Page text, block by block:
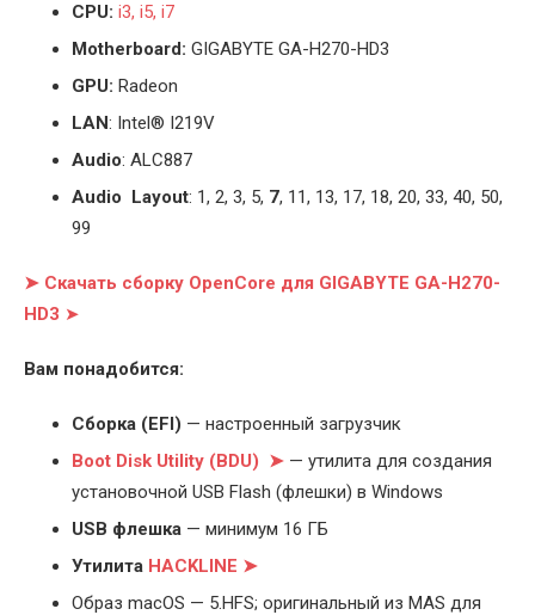
CPU: i3, i5, i7
Motherboard: GIGABYTE GA-H270-HD3
GPU: Radeon
LAN: Intel® I219V
Audio: ALC887
Audio Layout: 1, 2, 3, 5, 7, 11, 13, 17, 18, 20, 33, 40, 50,
99
➤ Скачать сборку OpenCore для GIGABYTE GA-H270-
HD3 ➤
Вам понадобится:
Cборка (EFI) — настроенный загрузчик
Boot Disk Utility (BDU) ➤ — утилита для создания
установочной USB Flash (флешки) в Windows
USB флешка — минимум 16 ГБ
Утилита HACKLINE ➤
Образ macOS — 5.HFS; оригинальный из MAS для